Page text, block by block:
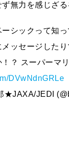
無力を感じざ
シックって知
メッセージした
！？ スーパーマ
DVwNdnGRLe
★JAXA/JEDI